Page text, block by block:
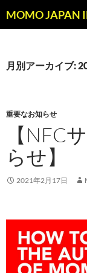
ン
ツ
キ
MOMO JAPAN
索
月別アーカイブ:
重要なお知らせ
【NFC
らせ】
2021年2月17日